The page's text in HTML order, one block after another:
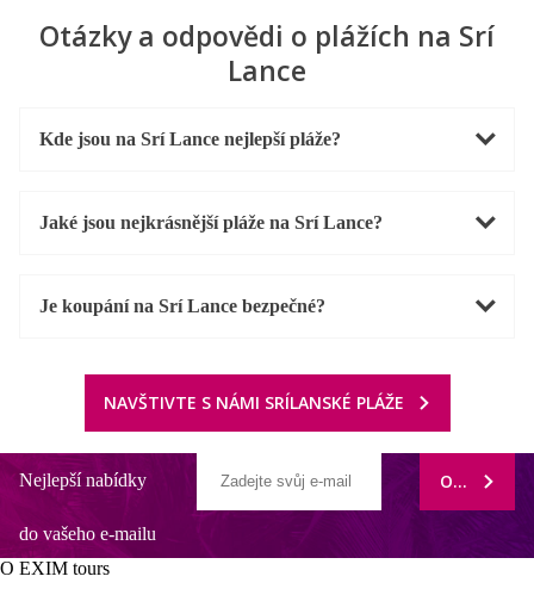
Otázky a odpovědi o plážích na Srí
Lance
Kde jsou na Srí Lance nejlepší pláže?
Jaké jsou nejkrásnější pláže na Srí Lance?
Je koupání na Srí Lance bezpečné?
NAVŠTIVTE S NÁMI SRÍLANSKÉ PLÁŽE
Nejlepší nabídky
do vašeho e-mailu
ODEBÍRAT
O EXIM tours